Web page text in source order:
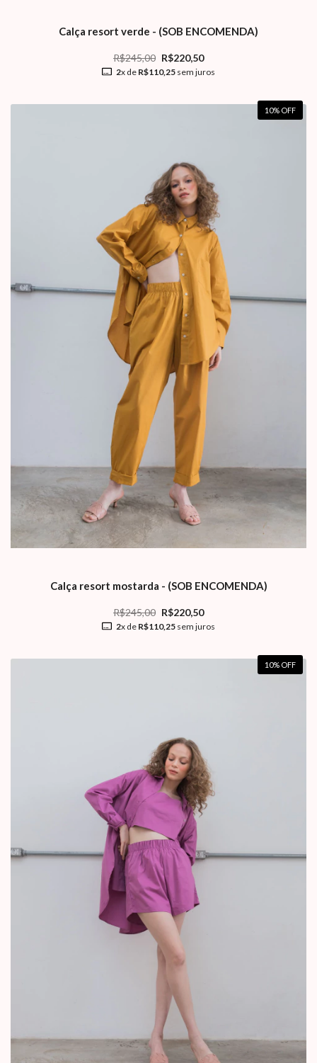
Calça resort verde - (SOB ENCOMENDA)
R$245,00 R$220,50
2x de R$110,25sem juros
10% OFF
Calça resort mostarda - (SOB ENCOMENDA)
R$245,00 R$220,50
2x de R$110,25sem juros
10% OFF